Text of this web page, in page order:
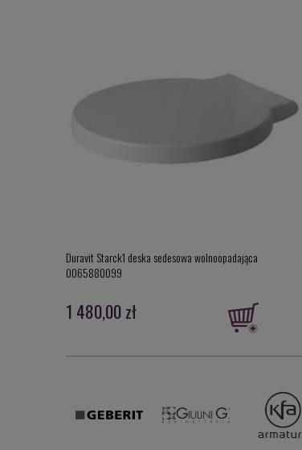
Duravit Starck1 deska sedesowa wolnoopadająca
0065880099
1 480,00 zł